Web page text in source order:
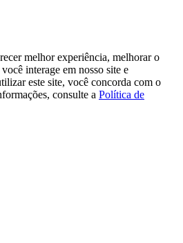
melhor experiência, melhorar o
interage em nosso site e
este site, você concorda com o
consulte a Política de